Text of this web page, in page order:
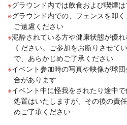
グラウンド内では飲食および喫煙
グラウンド内での、フェンスを叩
ご遠慮ください
泥酔されている方や健康状態が優
ください。ご参加をお断りさせて
で、あらかじめご了承ください
イベント参加時の写真や映像が球
合があります
イベント中に怪我をされたり途中
処置はいたしますが、その後の責
めご了承ください